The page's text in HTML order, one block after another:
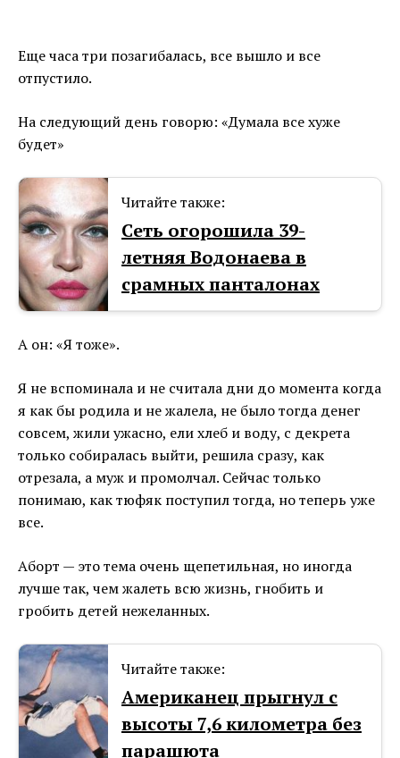
Еще часа три позагибалась, все вышло и все
отпустило.
На следующий день говорю: «Думала все хуже
будет»
Читайте также:
Сеть огорошила 39-
летняя Водонаева в
срамных панталонах
А он: «Я тоже».
Я не вспоминала и не считала дни до момента когда
я как бы родила и не жалела, не было тогда денег
совсем, жили ужасно, ели хлеб и воду, с декрета
только собиралась выйти, решила сразу, как
отрезала, а муж и промолчал. Сейчас только
понимаю, как тюфяк поступил тогда, но теперь уже
все.
Аборт — это тема очень щепетильная, но иногда
лучше так, чем жалеть всю жизнь, гнобить и
гробить детей нежеланных.
Читайте также:
Американец прыгнул с
высоты 7,6 километра без
парашюта